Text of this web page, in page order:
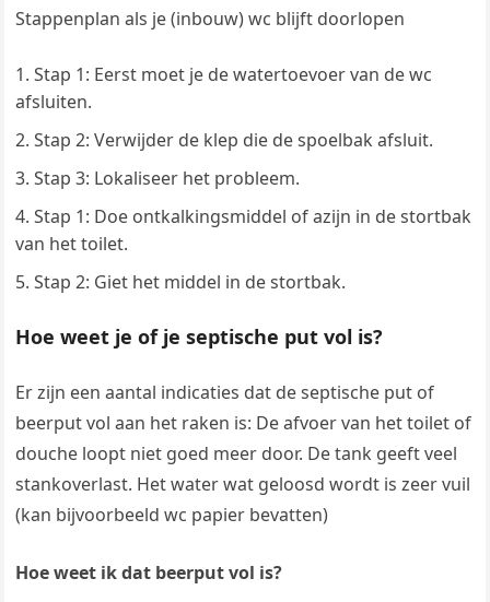
Stappenplan als je (inbouw) wc blijft doorlopen
Stap 1: Eerst moet je de watertoevoer van de wc
afsluiten.
Stap 2: Verwijder de klep die de spoelbak afsluit.
Stap 3: Lokaliseer het probleem.
Stap 1: Doe ontkalkingsmiddel of azijn in de stortbak
van het toilet.
Stap 2: Giet het middel in de stortbak.
Hoe weet je of je septische put vol is?
Er zijn een aantal indicaties dat de septische put of
beerput vol aan het raken is: De afvoer van het toilet of
douche loopt niet goed meer door. De tank geeft veel
stankoverlast. Het water wat geloosd wordt is zeer vuil
(kan bijvoorbeeld wc papier bevatten)
Hoe weet ik dat beerput vol is?